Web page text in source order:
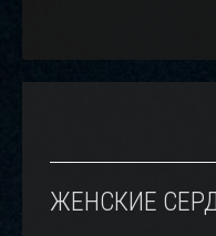
ЖЕНСКИЕ